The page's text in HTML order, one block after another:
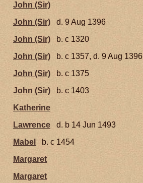
John (Sir)
John (Sir)
d. 9 Aug 1396
John (Sir)
b. c 1320
John (Sir)
b. c 1357, d. 9 Aug 1396
John (Sir)
b. c 1375
John (Sir)
b. c 1403
Katherine
Lawrence
d. b 14 Jun 1493
Mabel
b. c 1454
Margaret
Margaret